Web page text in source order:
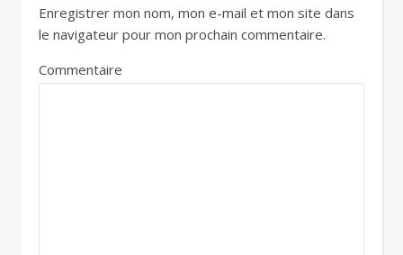
Enregistrer mon nom, mon e-mail et mon site dans
le navigateur pour mon prochain commentaire.
Commentaire